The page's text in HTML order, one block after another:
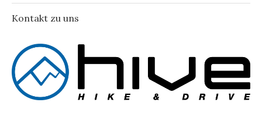
Kontakt zu uns